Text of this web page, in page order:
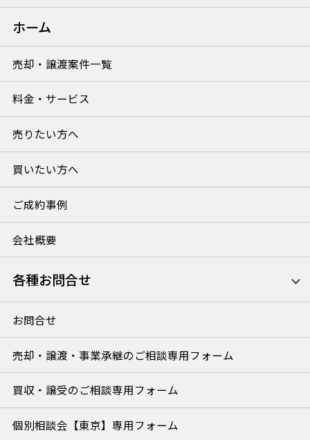
ホーム
売却・譲渡案件一覧
料金・サービス
売りたい方へ
買いたい方へ
ご成約事例
会社概要
各種お問合せ
お問合せ
売却・譲渡・事業承継のご相談専用フォーム
買収・譲受のご相談専用フォーム
個別相談会【東京】専用フォーム